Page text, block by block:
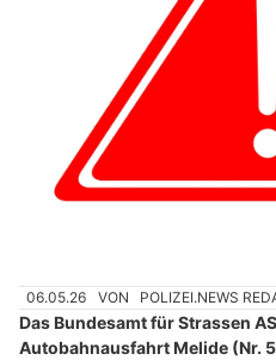
06.05.26 VON POLIZEI.NEWS
Das Bundesamt für Strassen
Autobahnausfahrt Melide (Nr.